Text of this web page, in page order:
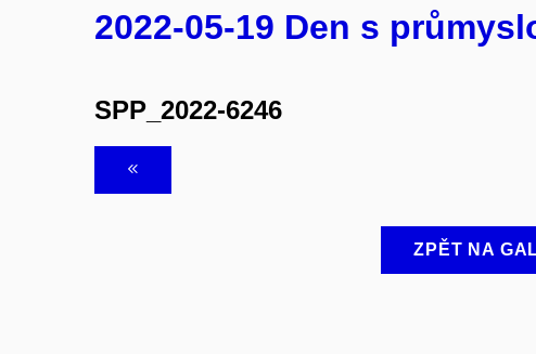
2022-05-19 Den s
SPP_2022-6246
ZPĚT NA